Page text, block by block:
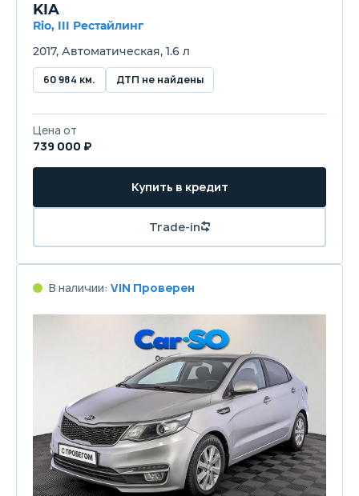
KIA
Rio, III Рестайлинг
2017, Автоматическая, 1.6 л
60 984 км. ДТП не найдены
Цена от
739 000 ₽
Купить в кредит
Trade-in
В наличии: VIN Проверен